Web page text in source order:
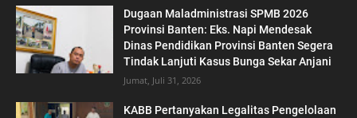
Dugaan Maladministrasi SPMB 2026
Provinsi Banten: Eks. Napi Mendesak
Dinas Pendidikan Provinsi Banten Segera
Tindak Lanjuti Kasus Bunga Sekar Anjani
Jumat, Juli 31, 2026
KABB Pertanyakan Legalitas Pengelolaan